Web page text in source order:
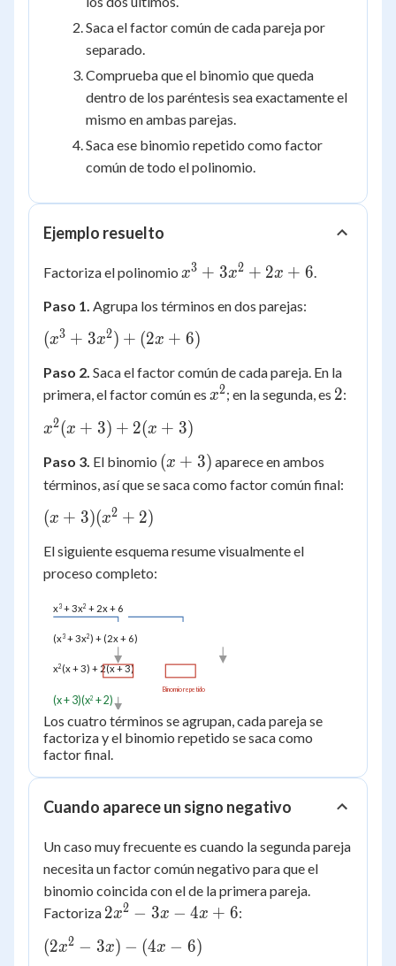
Saca el factor común de cada pareja por
separado.
Comprueba que el binomio que queda
dentro de los paréntesis sea exactamente el
mismo en ambas parejas.
Saca ese binomio repetido como factor
común de todo el polinomio.
Ejemplo resuelto
Factoriza el polinomio x^3
3x^2
+ 2x
+ 6
x3 + 3x2 + 2x + 6.
Paso 1. Agrupa los términos en dos parejas:
(x^3
3x^2)
+ (2x
+ 6)
(x3 + 3x2 ) + (2x + 6)
Paso 2. Saca el factor común de cada pareja. En la
primera, el factor común es x^2
x2; en la segunda, es 2
2:
x^2(x
+ 2(x
+ 3)
x2(x + 3) + 2(x + 3)
Paso 3. El binomio (x+3)
(x + 3) aparece en ambos
términos, así que se saca como factor común final:
(x +
(x^2
+ 2)
(x + 3)(x2 + 2)
El siguiente esquema resume visualmente el
proceso completo:
x3 + 3x2 + 2x + 6
(x3 + 3x2) + (2x + 6)
x2 (x + 3) + 2(x + 3)
Binomio repetido
(x + 3)(x2 + 2)
Los cuatro términos se agrupan, cada pareja se
factoriza y el binomio repetido se saca como
factor final.
Cuando aparece un signo negativo
Un caso muy frecuente es cuando la segunda pareja
necesita un factor común negativo para que el
binomio coincida con el de la primera pareja.
Factoriza 2x^2
- 4x
2x2 − 3x − 4x + 6:
(2x^2
(2x2 − 3x) − (4x − 6)